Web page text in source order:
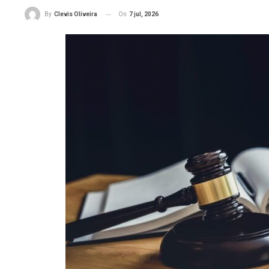
By Clevis Oliveira On 7 jul, 2026